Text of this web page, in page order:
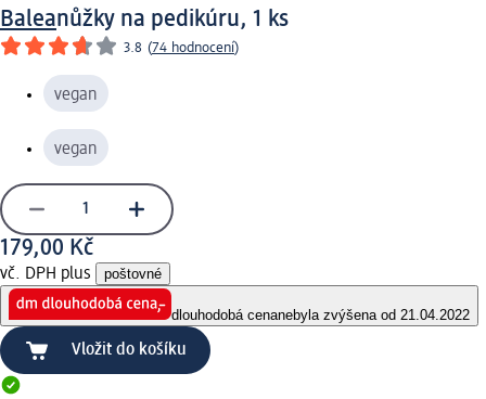
Baleanůžky na pedikúru, 1 ks
3.8 (74 hodnocení)
vegan
vegan
179,00 Kč
vč. DPH plus poštovné
dlouhodobá cenanebyla zvýšena od 21.04.2022
Vložit do košíku